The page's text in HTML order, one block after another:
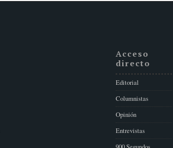
Acceso
directo
Editorial
Columnistas
Opinión
Entrevistas